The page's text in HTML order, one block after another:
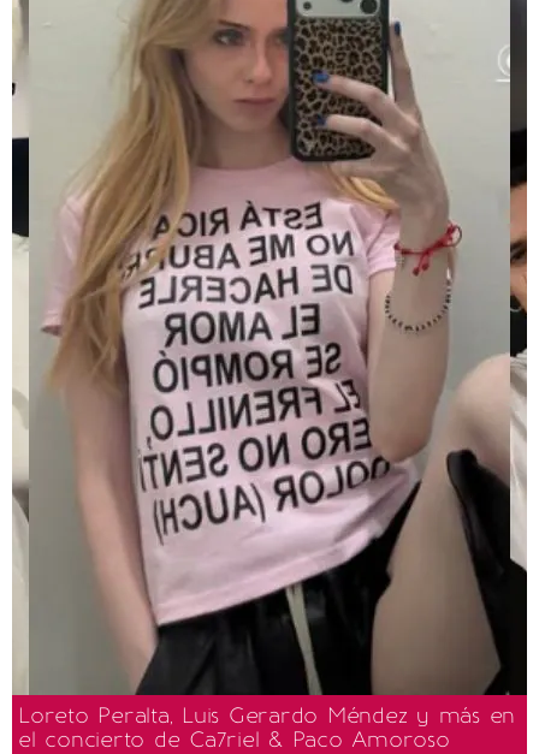
Loreto Peralta, Luis Gerardo Méndez y más en
el concierto de Ca7riel & Paco Amoroso